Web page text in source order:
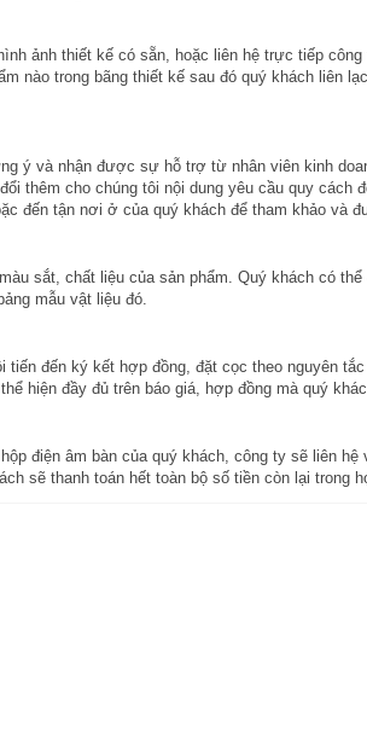
ảnh thiết kế có sẵn, hoặc liên hệ trực tiếp
nào trong bãng thiết kế sau đó quý khách liên
ý và nhận được sự hỗ trợ từ nhân viên kinh
thêm cho chúng tôi nội dung yêu cầu quy cách
đến tận nơi ở của quý khách để tham khảo và
sắt, chất liệu của sản phẩm. Quý khách có
mẫu vật liệu đó.
đến ký kết hợp đồng, đặt cọc theo nguyên
hiện đầy đủ trên báo giá, hợp đồng mà quý
điện âm bàn của quý khách, công ty sẽ liên
sẽ thanh toán hết toàn bộ số tiền còn lại trong